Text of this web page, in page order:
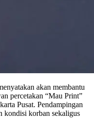
akan membantu
percetakan “Mau Print”
Pusat. Pendampingan
kondisi korban sekaligus